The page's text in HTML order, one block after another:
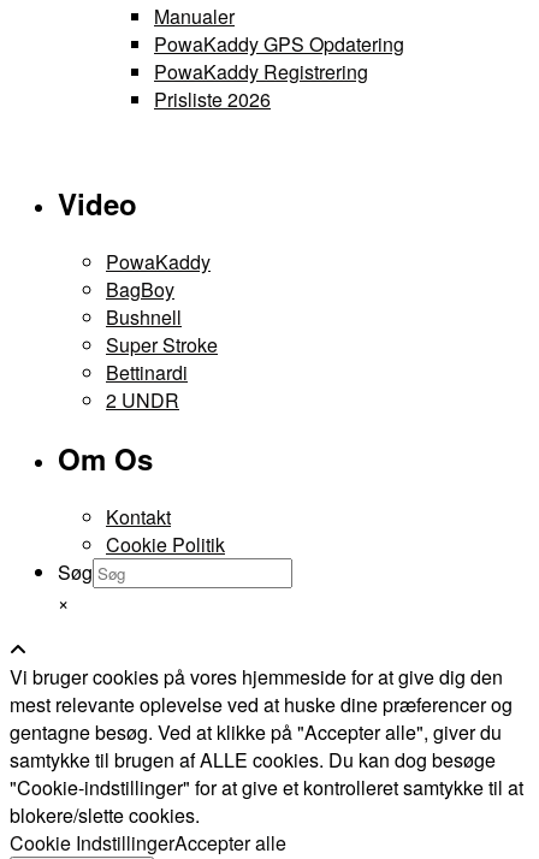
Manualer
PowaKaddy GPS Opdatering
PowaKaddy Registrering
Prisliste 2026
Video
PowaKaddy
BagBoy
Bushnell
Super Stroke
Bettinardi
2 UNDR
Om Os
Kontakt
Cookie Politik
Søg
×
Vi bruger cookies på vores hjemmeside for at give dig den
mest relevante oplevelse ved at huske dine præferencer og
gentagne besøg. Ved at klikke på "Accepter alle", giver du
samtykke til brugen af ALLE cookies. Du kan dog besøge
"Cookie-indstillinger" for at give et kontrolleret samtykke til at
blokere/slette cookies.
Cookie IndstillingerAccepter alle